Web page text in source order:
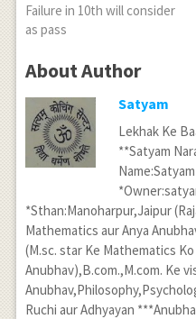
Failure in 10th will consider
as pass
About Author
Satyam
Lekhak Ke
**Satyam
*Sthan:Manoharpur,Jaipur
Mathematics aur Anya
(M.sc. star Ke Mathematics Ko
Anubhav),B.com.,M.com. Ke
Ruchi aur Adhyayan